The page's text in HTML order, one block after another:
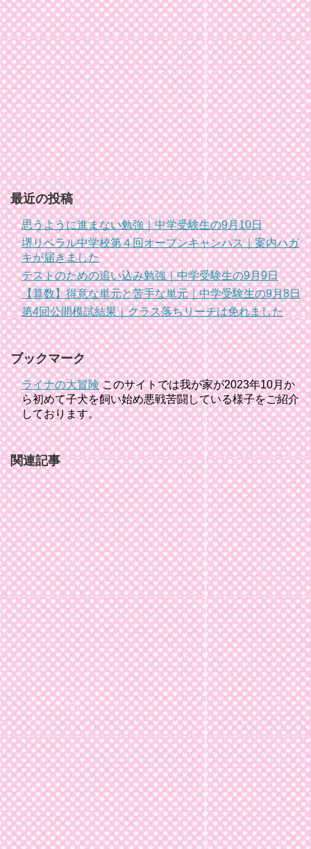
最近の投稿
思うように進まない勉強｜中学受験生の9月10日
堺リベラル中学校第４回オープンキャンパス｜案内ハガ
キが届きました
テストのための追い込み勉強｜中学受験生の9月9日
【算数】得意な単元と苦手な単元｜中学受験生の9月8日
第4回公開模試結果｜クラス落ちリーチは免れました
ブックマーク
ライナの大冒険このサイトでは我が家が2023年10月か
ら初めて子犬を飼い始め悪戦苦闘している様子をご紹介
しております。
関連記事